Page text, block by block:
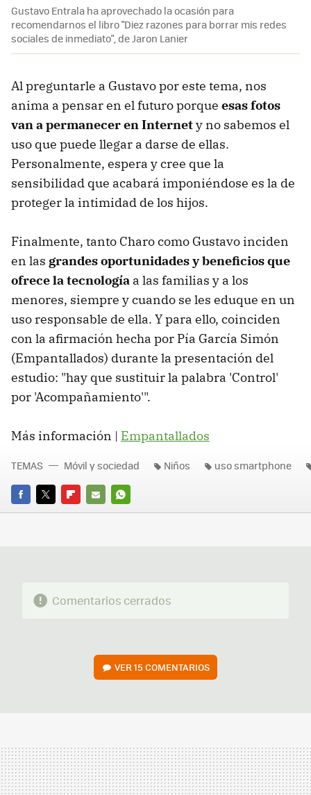
Gustavo Entrala ha aprovechado la ocasión para
recomendarnos el libro "Diez razones para borrar mis redes
sociales de inmediato", de Jaron Lanier
Al preguntarle a Gustavo por este tema, nos
anima a pensar en el futuro porque esas fotos
van a permanecer en Internety no sabemos el
uso que puede llegar a darse de ellas.
Personalmente, espera y cree que la
sensibilidad que acabará imponiéndose es la de
proteger la intimidad de los hijos.
Finalmente, tanto Charo como Gustavo inciden
en las grandes oportunidades y beneficios que
ofrece la tecnología a las familias y a los
menores, siempre y cuando se les eduque en un
uso responsable de ella. Y para ello, coinciden
con la afirmación hecha por Pía García Simón
(Empantallados) durante la presentación del
estudio: "hay que sustituir la palabra 'Control'
por 'Acompañamiento'".
Más información | Empantallados
FACEBOOK
TWITTERFLIPBOARD
E-
WHATSAPP
TEMAS Móvil y sociedad Niños uso smartphone
Comentarios cerrados
VER15 COMENTARIOS